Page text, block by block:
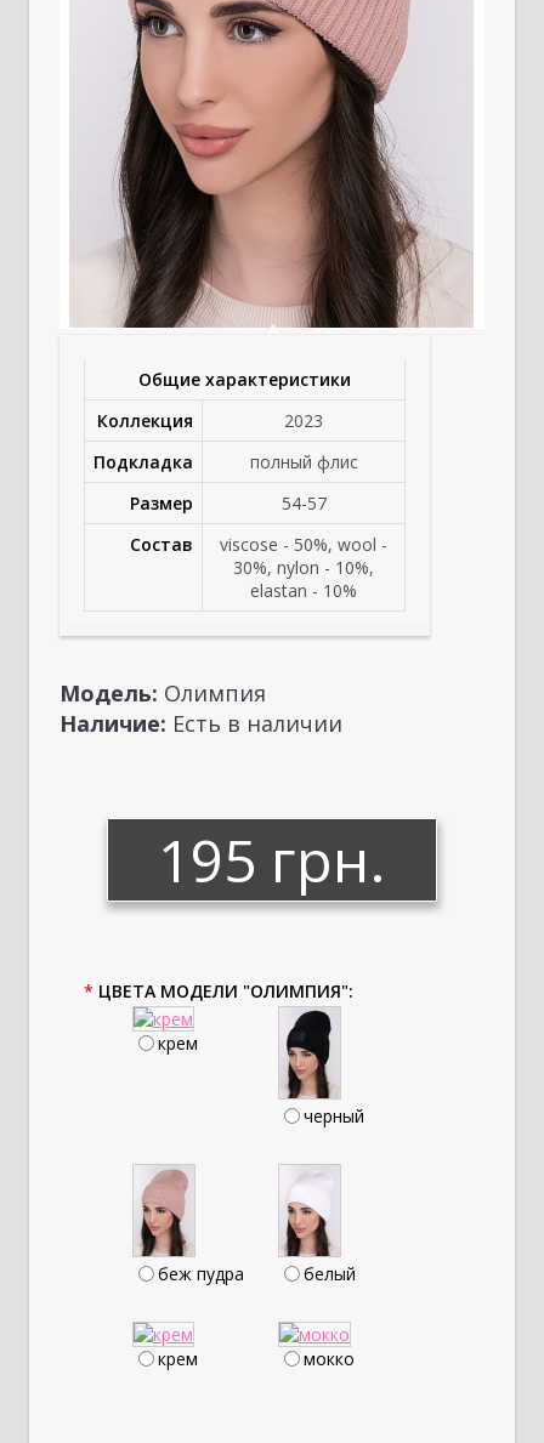
Общие характеристики
Коллекция
2023
Подкладка
полный флис
Размер
54-57
Состав
viscose - 50%, wool -
30%, nylon - 10%,
elastan - 10%
Модель: Олимпия
Наличие: Есть в наличии
195 грн.
* ЦВЕТА МОДЕЛИ "ОЛИМПИЯ":
крем
черный
беж пудра белый
крем мокко